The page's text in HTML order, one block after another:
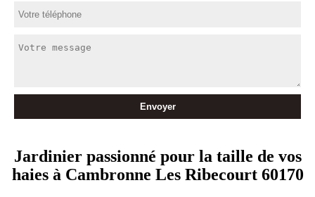
Jardinier passionné pour la taille de vos
haies à Cambronne Les Ribecourt 60170